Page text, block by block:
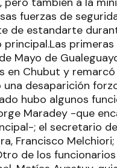
fuerzas de
de estandarte
principal.Las
Mayo de
en Chubut y
desaparición
hubo algunos
Maradey -que
; el secretario
Francisco
de los